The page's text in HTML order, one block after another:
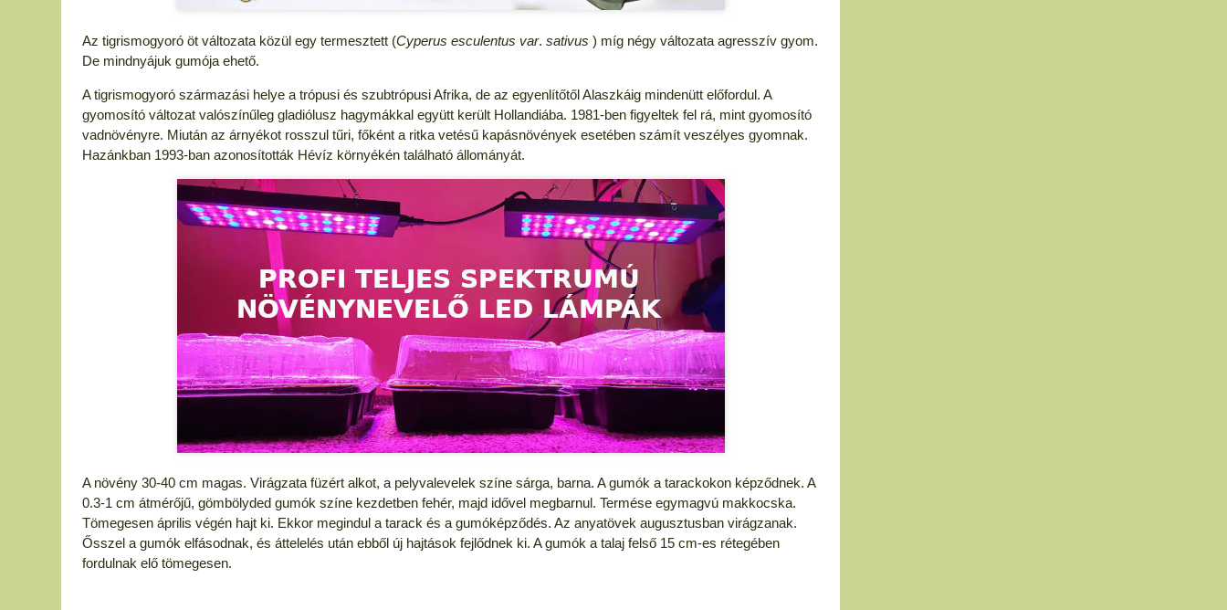
Az tigrismogyoró öt változata közül egy termesztett (Cyperus esculentus var. sativus ) míg négy változata agresszív gyom.
De mindnyájuk gumója ehető.
A tigrismogyoró származási helye a trópusi és szubtrópusi Afrika, de az egyenlítőtől Alaszkáig mindenütt előfordul. A
gyomosító változat valószínűleg gladiólusz hagymákkal együtt került Hollandiába. 1981-ben figyeltek fel rá, mint gyomosító
vadnövényre. Miután az árnyékot rosszul tűri, főként a ritka vetésű kapásnövények esetében számít veszélyes gyomnak.
Hazánkban 1993-ban azonosították Hévíz környékén található állományát.
A növény 30-40 cm magas. Virágzata füzért alkot, a pelyvalevelek színe sárga, barna. A gumók a tarackokon képződnek. A
0.3-1 cm átmérőjű, gömbölyded gumók színe kezdetben fehér, majd idővel megbarnul. Termése egymagvú makkocska.
Tömegesen április végén hajt ki. Ekkor megindul a tarack és a gumóképződés. Az anyatövek augusztusban virágzanak.
Ősszel a gumók elfásodnak, és áttelelés után ebből új hajtások fejlődnek ki. A gumók a talaj felső 15 cm-es rétegében
fordulnak elő tömegesen.